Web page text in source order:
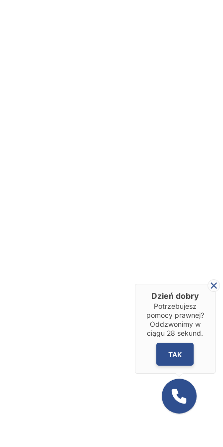
Dzień dobry
Potrzebujesz
pomocy prawnej?
Oddzwonimy w
ciągu 28 sekund.
TAK